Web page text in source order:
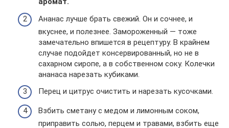
Ананас лучше брать свежий. Он и сочнее, и
вкуснее, и полезнее. Замороженный — тоже
замечательно впишется в рецептуру. В крайнем
случае подойдет консервированный, но не в
сахарном сиропе, а в собственном соку. Колечки
ананаса нарезать кубиками.
Перец и цитрус очистить и нарезать кусочками.
Взбить сметану с медом и лимонным соком,
приправить солью, перцем и травами, взбить еще